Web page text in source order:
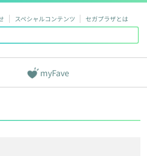
スペシャルコンテンツ セガプラザとは
myFave